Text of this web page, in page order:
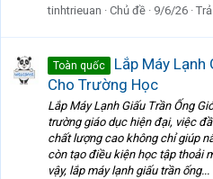
tinhtrieuan
Chủ đề 9/6/26
Toàn quốc
Lắp Máy Lạnh
Cho Trường Học
Lắp Máy Lạnh Giấu Trần Ống
trường giáo dục hiện đại, việc
chất lượng cao không chỉ giúp
còn tạo điều kiện học tập thoải
vậy, lắp máy lạnh giấu trần ống...